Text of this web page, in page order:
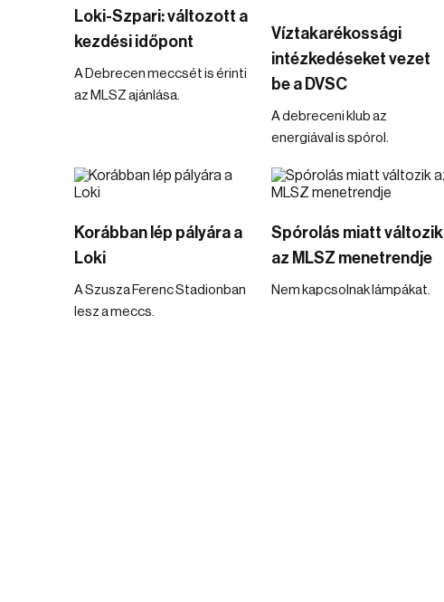
Loki-Szpari: változott a
kezdési időpont
A Debrecen meccsét is érinti
az MLSZ ajánlása.
Víztakarékossági
intézkedéseket vezet
be a DVSC
A debreceni klub az
energiával is spórol.
Korábban lép pályára a
Loki
A Szusza Ferenc Stadionban
lesz a meccs.
Spórolás miatt változik
az MLSZ menetrendje
Nem kapcsolnak lámpákat.